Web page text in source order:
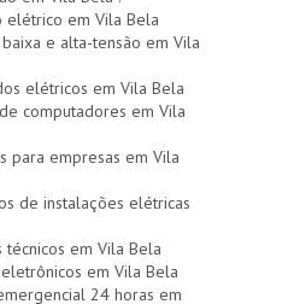
elétrico em Vila Bela
e alta-tensão em Vila
elétricos em Vila Bela
computadores em Vila
para empresas em Vila
de instalações elétricas
em Vila Bela
em Vila Bela
24 horas em